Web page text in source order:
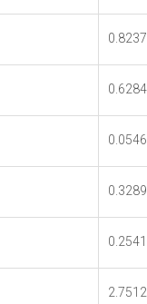
0.8237
0.6284
0.0546
0.3289
0.2541
2.7512